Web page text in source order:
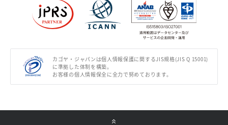
カゴヤ・ジャパンは個人情報保護に関するJIS規格(JIS Q 15001)
に準拠した体制を構築。
お客様の個人情報保全に全力で努めております。